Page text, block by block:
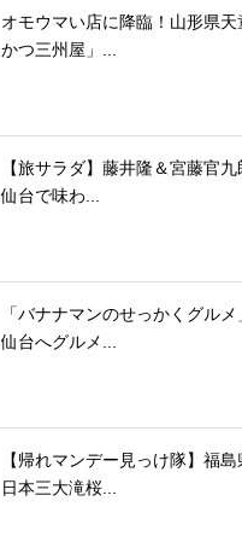
オモウマい店に降臨！山形県天
かつ三州屋」...
【旅サラダ】藤井隆＆宮藤官九
仙台で味わ...
「バナナマンのせっかくグル
仙台へグルメ...
【帰れマンデー見っけ隊】福
日本三大滝桜...